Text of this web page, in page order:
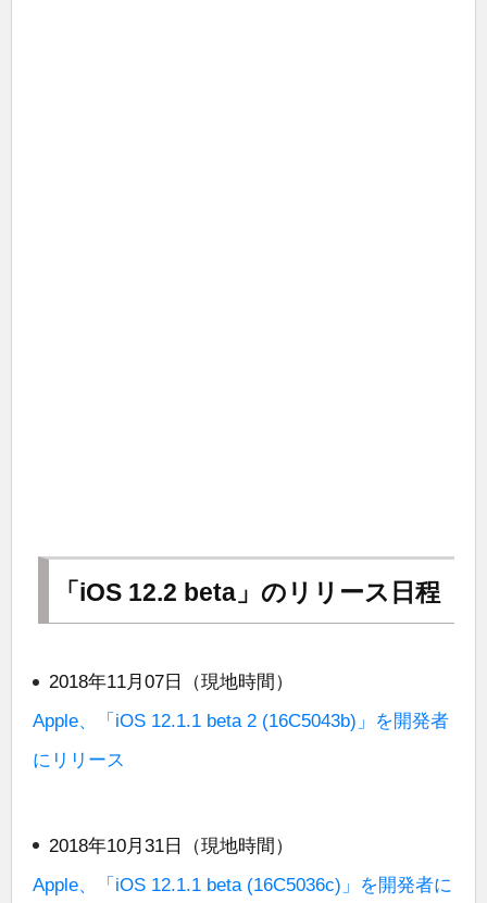
「iOS 12.2 beta」のリリース日程
2018年11月07日（現地時間）
Apple、「iOS 12.1.1 beta 2 (16C5043b)」を開発者
にリリース
2018年10月31日（現地時間）
Apple、「iOS 12.1.1 beta (16C5036c)」を開発者に